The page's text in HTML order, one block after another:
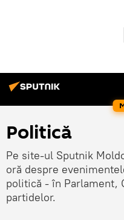
Politică
Pe site-ul Sputnik
oră despre
politică - în Parlament,
partidelor.